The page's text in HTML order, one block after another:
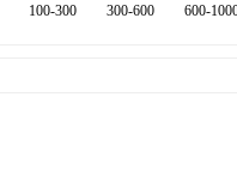
100-300 300-600 600-